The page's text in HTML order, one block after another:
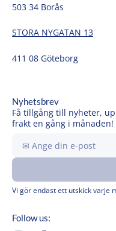
503 34 Borås
STORA NYGATAN 13
411 08 Göteborg
Nyhetsbrev
Få tillgång till nyheter,
frakt en gång i månaden!
din
e-
Vi gör endast ett utskick varje
Follow us: